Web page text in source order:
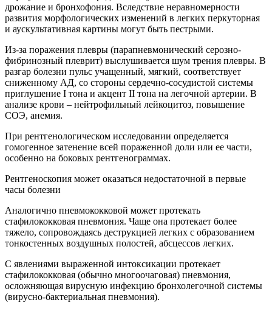
дрожание и бронхофония. Вследствие неравномерности
развития морфологических изменений в легких перкуторная
и аускультативная картины могут быть пестрыми.
Из-за поражения плевры (парапневмонический серозно-
фибринозный плеврит) выслушивается шум трения плевры. В
разгар болезни пульс учащенный, мягкий, соответствует
сниженному АД, со стороны сердечно-сосудистой системы
приглушение I тона и акцент II тона на легочной артерии. В
анализе крови – нейтрофильный лейкоцитоз, повышение
СОЭ, анемия.
При рентгенологическом исследовании определяется
гомогенное затенение всей пораженной доли или ее части,
особенно на боковых рентгенограммах.
Рентгеноскопия может оказаться недостаточной в первые
часы болезни
Аналогично пневмококковой может протекать
стафилококковая пневмония. Чаще она протекает более
тяжело, сопровождаясь деструкцией легких с образованием
тонкостенных воздушных полостей, абсцессов легких.
С явлениями выраженной интоксикации протекает
стафилококковая (обычно многоочаговая) пневмония,
осложняющая вирусную инфекцию бронхолегочной системы
(вирусно-бактериальная пневмония).